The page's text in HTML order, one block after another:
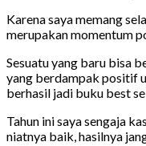
Karena saya memang
merupakan momentum
Sesuatu yang baru bisa
yang berdampak positif
berhasil jadi buku best
Tahun ini saya sengaja
niatnya baik, hasilnya